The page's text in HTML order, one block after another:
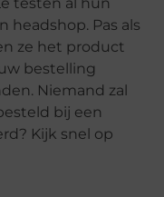
Pas als
ze het product
bestelling
Niemand zal
bij een
Kijk snel op